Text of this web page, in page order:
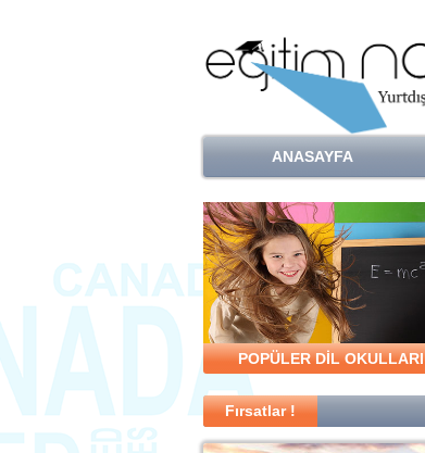
ANASAYFA
POPÜLER DİL OKULLARI
Fırsatlar !